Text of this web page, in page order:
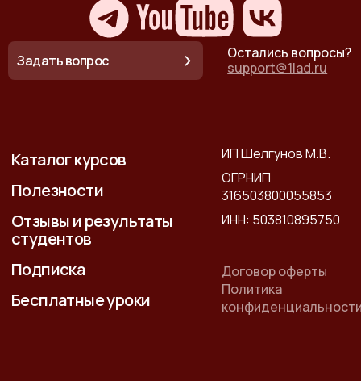
Остались вопросы?
support@1lad.ru
Задать вопрос
Каталог курсов
Полезности
Отзывы и результаты
студентов
Подписка
Бесплатные уроки
ИП Шелгунов М.В.
ОГРНИП
316503800055853
ИНН: 503810895750
Договор оферты
Политика